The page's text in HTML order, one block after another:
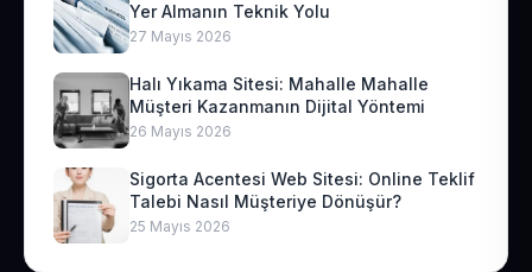
Yer Almanın Teknik Yolu
27 Mayıs 2026
Halı Yıkama Sitesi: Mahalle Mahalle
Müşteri Kazanmanın Dijital Yöntemi
26 Mayıs 2026
Sigorta Acentesi Web Sitesi: Online Teklif
Talebi Nasıl Müşteriye Dönüşür?
25 Mayıs 2026